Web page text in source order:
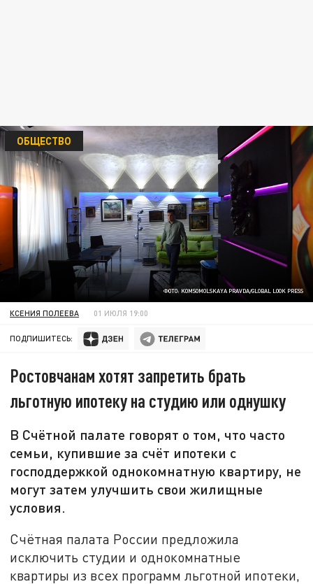
ФОТО: KOMSOMOLSKAYA PRAVDA/GLOBAL LOOK PRESS
ОБЩЕСТВО
КСЕНИЯ ПОЛЕЕВА 01 ИЮЛЯ 19:00
ПОДПИШИТЕСЬ:
Ростовчанам хотят запретить брать
льготную ипотеку на студию или однушку
В Счётной палате говорят о том, что часто
семьи, купившие за счёт ипотеки с
господдержкой однокомнатную квартиру, не
могут затем улучшить свои жилищные
условия.
Счётная палата России предложила
исключить студии и однокомнатные
квартиры из всех программ льготной ипотеки,